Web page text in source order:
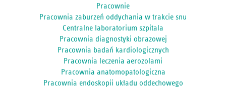
Pracownie
Pracownia zaburzeń oddychania w trakcie snu
Centralne laboratorium szpitala
Pracownia diagnostyki obrazowej
Pracownia badań kardiologicznych
Pracownia leczenia aerozolami
Pracownia anatomopatologiczna
Pracownia endoskopii układu oddechowego